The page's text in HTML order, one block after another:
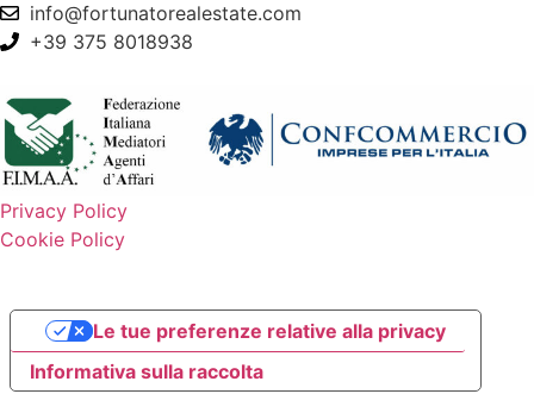
info@fortunatorealestate.com
+39 375 8018938
Privacy Policy
Cookie Policy
Informativa sulla raccolta
Le tue preferenze relative alla privacy